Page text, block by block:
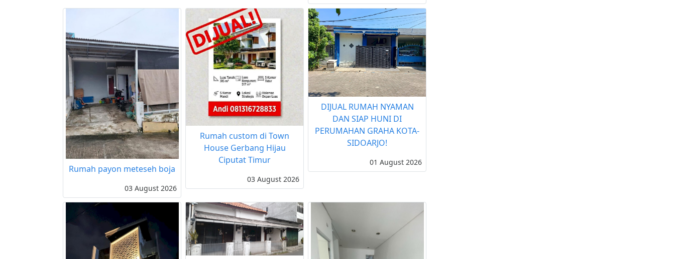
Rumah payon meteseh boja
03 August 2026
Rumah custom di Town
House Gerbang Hijau
Ciputat Timur
03 August 2026
DIJUAL RUMAH NYAMAN
DAN SIAP HUNI DI
PERUMAHAN GRAHA KOTA-
SIDOARJO!
01 August 2026